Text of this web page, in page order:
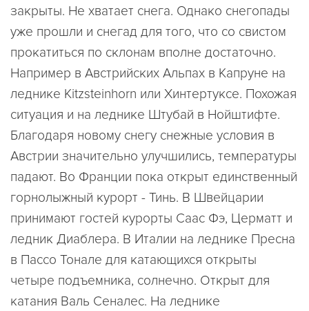
закрыты. Не хватает снега. Однако снегопады
уже прошли и снегад для того, что со свистом
прокатиться по склонам вполне достаточно.
Например в Австрийских Альпах в Капруне на
леднике Kitzsteinhorn или Хинтертуксе. Похожая
ситуация и на леднике Штубай в Нойштифте.
Благодаря новому снегу снежные условия в
Австрии значительно улучшились, температуры
падают. Во Франции пока открыт единственный
горнолыжный курорт - Тинь. В Швейцарии
принимают гостей курорты Саас Фэ, Церматт и
ледник Диаблера. В Италии на леднике Пресна
в Пассо Тонале для катающихся открыты
четыре подъемника, солнечно. Открыт для
катания Валь Сеналес. На леднике